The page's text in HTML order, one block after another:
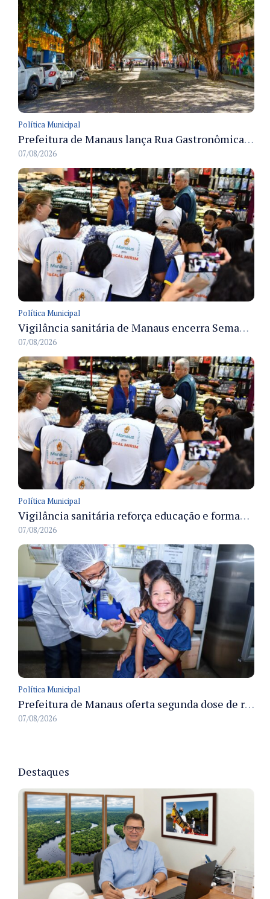
Política Municipal
Prefeitura de Manaus lança Rua Gastronômica preservando as 17 árvores da Ferreira Pena no Centro
07/08/2026
Política Municipal
Vigilância sanitária de Manaus encerra Semana da Vigilância com painel para médicos recém-formados e projeto Fiscal Mirim
07/08/2026
Política Municipal
Vigilância sanitária reforça educação e formação de médicos em Manaus na Semana da Vigilância 2026
07/08/2026
Política Municipal
Prefeitura de Manaus oferta segunda dose de reforço da vacina contra a poliomielite para crianças de 4 anos durante Campanha de Multivacinação 2026
07/08/2026
Destaques